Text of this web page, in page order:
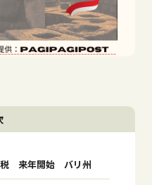
税 来年開始 バリ州